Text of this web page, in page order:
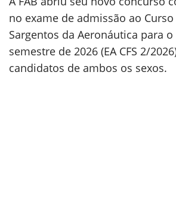
no exame de admissão ao
Sargentos da Aeronáutica para
semestre de 2026 (EA CFS 2/
candidatos de ambos os sexos.